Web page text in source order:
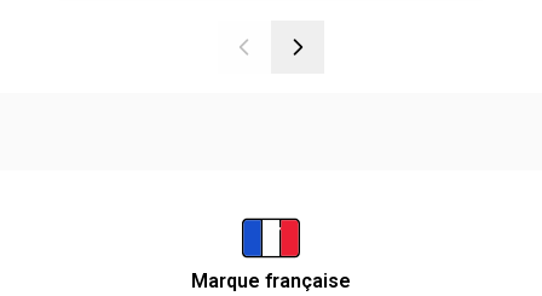
Marque française